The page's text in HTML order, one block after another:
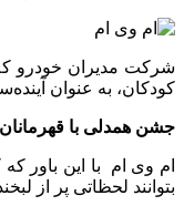
شرکت مدیران خودرو که
کودکان، به عنوان
جشن همدلی با قهرمانان
ام وی ام با این باور
بتوانند لحظاتی پر از